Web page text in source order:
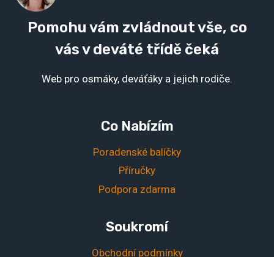
Pomohu vám zvládnout vše, co
vás v deváté třídě čeká
Web pro osmáky, deváťáky a jejich rodiče.
Co Nabízím
Poradenské balíčky
Příručky
Podpora zdarma
Soukromí
Obchodní podmínky